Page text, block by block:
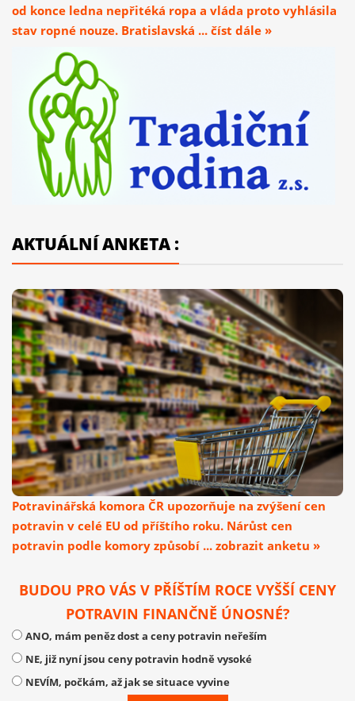
od konce ledna nepřitéká ropa a vláda proto vyhlásila
stav ropné nouze. Bratislavská ... číst dále »
AKTUÁLNÍ ANKETA :
Potravinářská komora ČR upozorňuje na zvýšení cen
potravin v celé EU od příštího roku. Nárůst cen
potravin podle komory způsobí ... zobrazit anketu »
BUDOU PRO VÁS V PŘÍŠTÍM ROCE VYŠŠÍ CENY
POTRAVIN FINANČNĚ ÚNOSNÉ?
ANO, mám peněz dost a ceny potravin neřeším
NE, již nyní jsou ceny potravin hodně vysoké
NEVÍM, počkám, až jak se situace vyvine